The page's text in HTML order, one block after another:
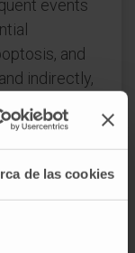
de las cookies
events
and
indirectly,
in
PP2A
for the
the role